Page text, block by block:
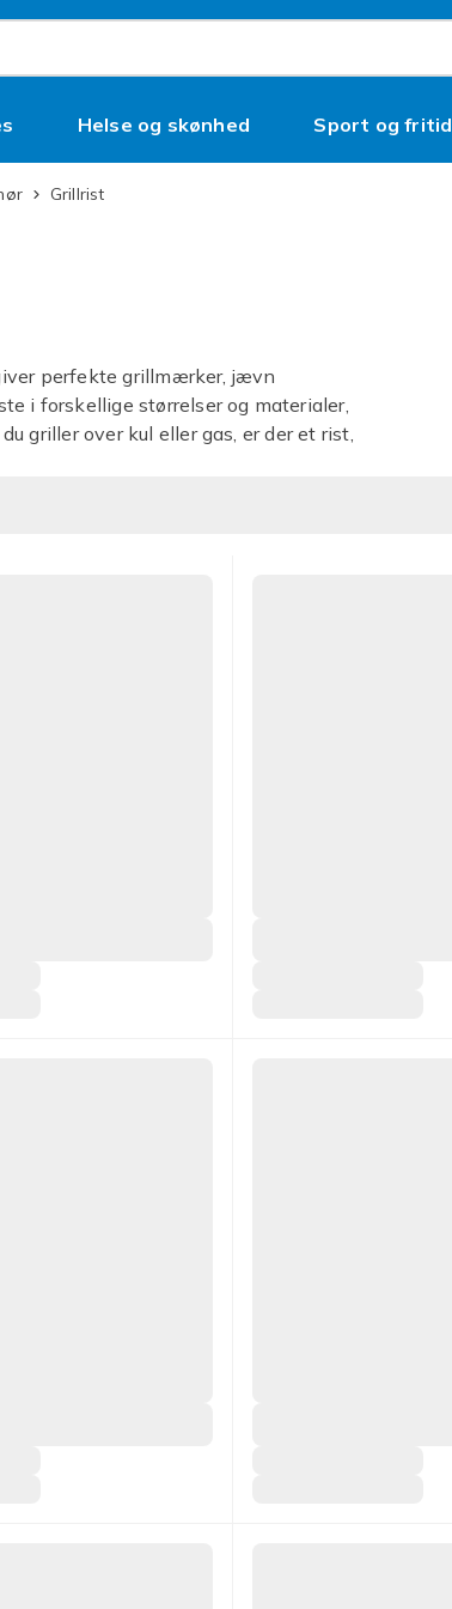
Helse og skønhed Sport og fritid
Grillrist
perfekte grillmærker, jævn
i forskellige størrelser og materialer,
griller over kul eller gas, er der et rist,